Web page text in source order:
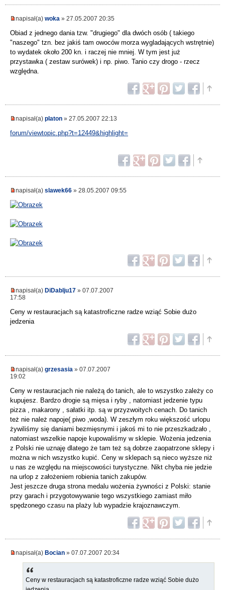
napisał(a) woka » 27.05.2007 20:35
Obiad z jednego dania tzw. "drugiego" dla dwóch osób ( takiego
"naszego" tzn. bez jakiś tam owoców morza wygladających wstrętnie)
to wydatek około 200 kn. i raczej nie mniej. W tym jest już
przystawka ( zestaw surówek) i np. piwo. Tanio czy drogo - rzecz
względna.
napisał(a) platon » 27.05.2007 22:13
forum/viewtopic.php?t=12449&highlight=
napisał(a) slawek66 » 28.05.2007 09:55
napisał(a) DiDablju17 » 07.07.2007
17:58
Ceny w restauracjach są katastroficzne radze wziąć Sobie dużo
jedzenia
napisał(a) grzesasia » 07.07.2007
19:02
Ceny w restauracjach nie należą do tanich, ale to wszystko zależy co
kupujesz. Bardzo drogie są mięsa i ryby , natomiast jedzenie typu
pizza , makarony , sałatki itp. są w przyzwoitych cenach. Do tanich
też nie należ napoje( piwo ,woda). W zeszłym roku większość urlopu
żywiliśmy się daniami bezmięsnymi i jakoś mi to nie przeszkadzało ,
natomiast wszelkie napoje kupowaliśmy w sklepie. Wożenia jedzenia
z Polski nie uznaję dlatego że tam też są dobrze zaopatrzone sklepy i
można w nich wszystko kupić. Ceny w sklepach są nieco wyższe niż
u nas ze względu na miejscowości turystyczne. Nikt chyba nie jedzie
na urlop z założeniem robienia tanich zakupów.
Jest jeszcze druga strona medalu wożenia żywności z Polski: stanie
przy garach i przygotowywanie tego wszystkiego zamiast miło
spędzonego czasu na plaży lub wypadzie krajoznawczym.
napisał(a) Bocian » 07.07.2007 20:34
Ceny w restauracjach są katastroficzne radze wziąć Sobie dużo